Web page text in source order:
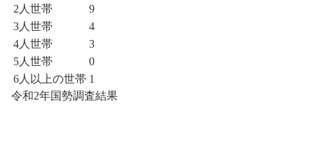
2人世帯
9
3人世帯
4
4人世帯
3
5人世帯
0
6人以上の世帯 1
令和2年国勢調査結果